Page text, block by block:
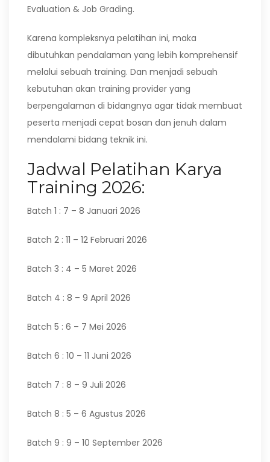
Evaluation & Job Grading.
Karena kompleksnya pelatihan ini, maka
dibutuhkan pendalaman yang lebih komprehensif
melalui sebuah training. Dan menjadi sebuah
kebutuhan akan training provider yang
berpengalaman di bidangnya agar tidak membuat
peserta menjadi cepat bosan dan jenuh dalam
mendalami bidang teknik ini.
Jadwal Pelatihan Karya
Training 2026:
Batch 1 : 7 – 8 Januari 2026
Batch 2 : 11 – 12 Februari 2026
Batch 3 : 4 – 5 Maret 2026
Batch 4 : 8 – 9 April 2026
Batch 5 : 6 – 7 Mei 2026
Batch 6 : 10 – 11 Juni 2026
Batch 7 : 8 – 9 Juli 2026
Batch 8 : 5 – 6 Agustus 2026
Batch 9 : 9 – 10 September 2026